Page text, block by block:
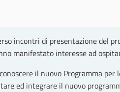
incontri di presentazione del
manifestato interesse ad
il nuovo Programma per
ed integrare il nuovo